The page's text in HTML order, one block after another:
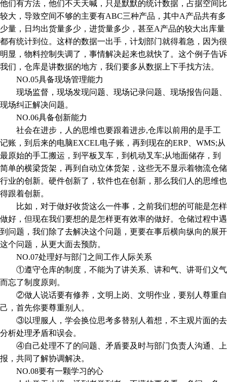
他们有方法，他们不天天喊，只是默默的统计数据，占据空间比
较大，导致空间不够的主要有ABC三种产品，其中A产品共有多
少量，日均出货量多少，进货量多少，甚至A产品的较大出库量
都有统计到位。这样的数据一出手，计划部门就得着急，因为很
明显，物料控制失调了，事情解决起来也就快了。这个例子告诉
我们，仓库是讲数据的地方，我们要多从数据上下手找方法。
NO.05具备现场管理能力
现场监督，现场发现问题、现场记录问题、现场报告问题、
现场纠正解决问题。
NO.06具备创新能力
社会在进步，人的思维也要跟着进步,仓库以前用的是手工
记账，到后来的电脑EXCEL电子账，再到现在的ERP、WMS;从
最原始的手工搬运，到平板叉车，到机动叉车;从地面储存，到
简单的横梁货架，再到自动立体货架，这些无不显示着物流仓储
行业的创新。硬件创新了，软件也在创新，那么我们人的思维也
得跟着创新。
比如，对于做好收货这么一件事，之前我们想的可能是怎样
做好，但现在我们要想的是怎样更有效率的做好。仓储过程中遇
到问题，我们除了去解决这个问题，更要在事后横向纵向的展开
这个问题，从更大面去预防。
NO.07处理好与部门之间工作人际关系
①遵守仓库的制度，不能为了讲关系、讲和气、讲哥们义气
而忘了制度原则。
②做人说话要有修养，文明上岗、文明作业，要别人尊重自
己，首先你要尊重别人。
③以理服人，学会换位思考多替别人着想，不主观片面的去
分析处理矛盾和误会。
④自己处理不了的问题、矛盾要及时与部门负责人沟通、上
报，共同了解协调解决。
NO.08要有一颗学习的心